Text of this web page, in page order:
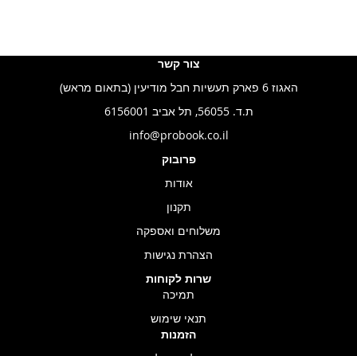
צור קשר
האגוז 6 פארק תעשיות חבל מודיעין (בתאום מראש)
ת.ד. 56055, תל אביב 6156001
info@probook.co.il
פרובוק
אודות
תקנון
משלוחים ואספקה
הצהרת נגישות
שרות לקוחות
תמיכה
תנאי שימוש
הזמנות